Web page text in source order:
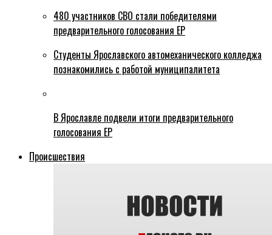
480 участников СВО стали победителями
предварительного голосования ЕР
Студенты Ярославского автомеханического колледжа
познакомились с работой муниципалитета
В Ярославле подвели итоги предварительного
голосования ЕР
Происшествия